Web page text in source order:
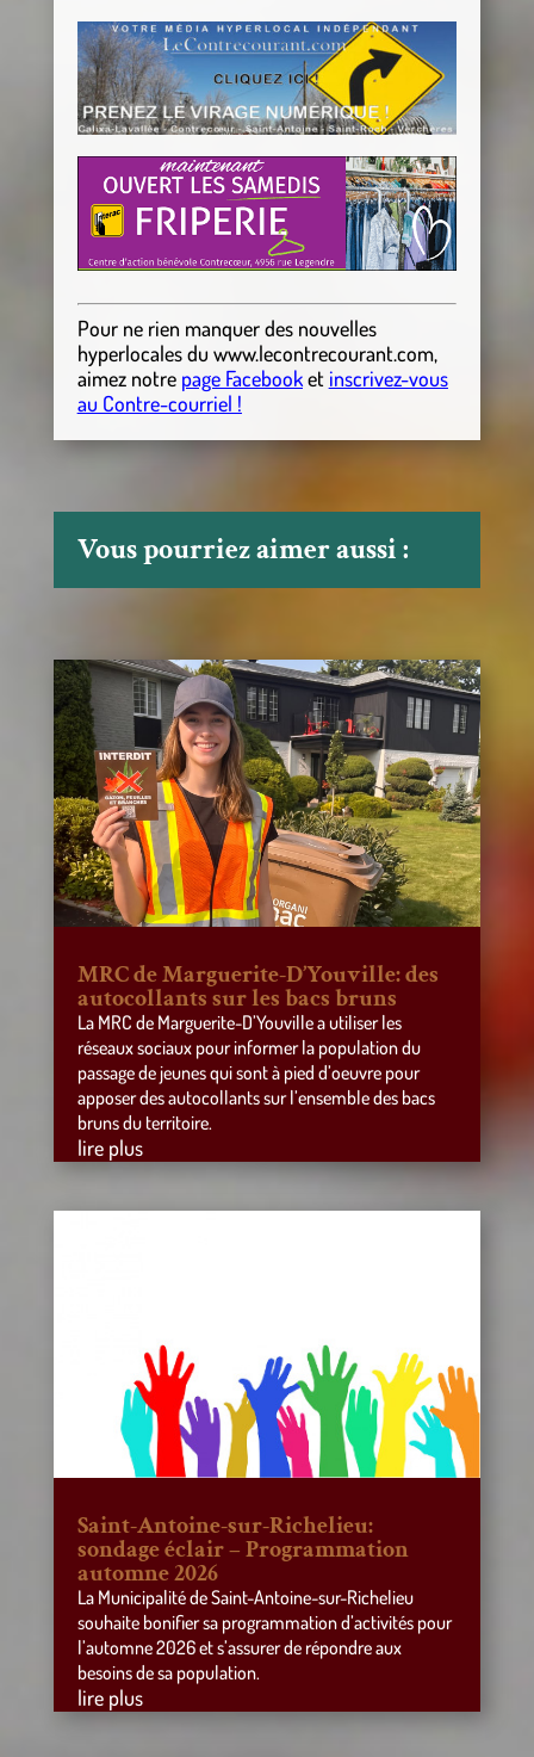
Pour ne rien manquer des nouvelles
hyperlocalesdu www.lecontrecourant.com,
aimez notre page Facebooket inscrivez-vous
au Contre-courriel !
Vous pourriez aimer aussi :
MRC de Marguerite-D’Youville: des
autocollants sur les bacs bruns
La MRC de Marguerite-D’Youville a utiliser les
réseaux sociaux pour informer la population du
passage de jeunes qui sont à pied d’oeuvre pour
apposer des autocollants sur l’ensemble des bacs
bruns du territoire.
lire plus
Saint-Antoine-sur-Richelieu:
sondage éclair – Programmation
automne 2026
La Municipalité de Saint-Antoine-sur-Richelieu
souhaite bonifier sa programmation d’activités pour
l’automne 2026 et s’assurer de répondre aux
besoins de sa population.
lire plus